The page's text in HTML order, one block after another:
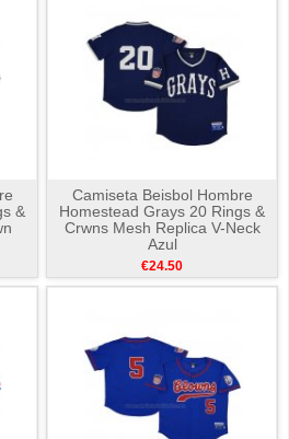
&
Camiseta Beisbol Hombre
Homestead Grays 20 Rings &
Crwns Mesh Replica V-Neck
Azul
€24.50